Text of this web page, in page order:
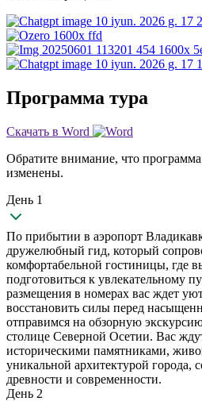
Программа тура
Скачать в Word
Обратите внимание, что
изменены.
День 1
По прибытии в аэропорт
дружелюбный гид, который
комфортабельной гостиницы, где
подготовиться к увлекательному
размещения в номерах вас ждет
восстановить силы перед
отправимся на обзорную
столице Северной Осетии. Вас
историческими памятниками,
уникальной архитектурой города,
древности и современности.
День 2